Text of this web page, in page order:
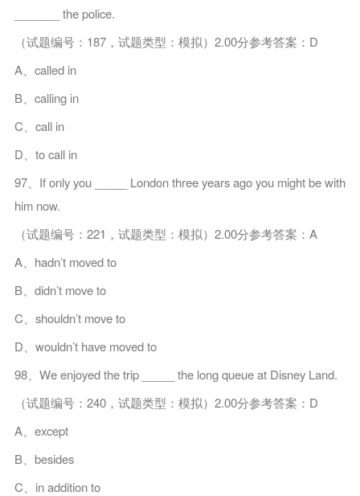
_______ the police.
（试题编号：187，试题类型：模拟）2.00分参考答案：D
A、called in
B、calling in
C、call in
D、to call in
97、If only you _____ London three years ago you might be with
him now.
（试题编号：221，试题类型：模拟）2.00分参考答案：A
A、hadn’t moved to
B、didn’t move to
C、shouldn’t move to
D、wouldn’t have moved to
98、We enjoyed the trip _____ the long queue at Disney Land.
（试题编号：240，试题类型：模拟）2.00分参考答案：D
A、except
B、besides
C、in addition to